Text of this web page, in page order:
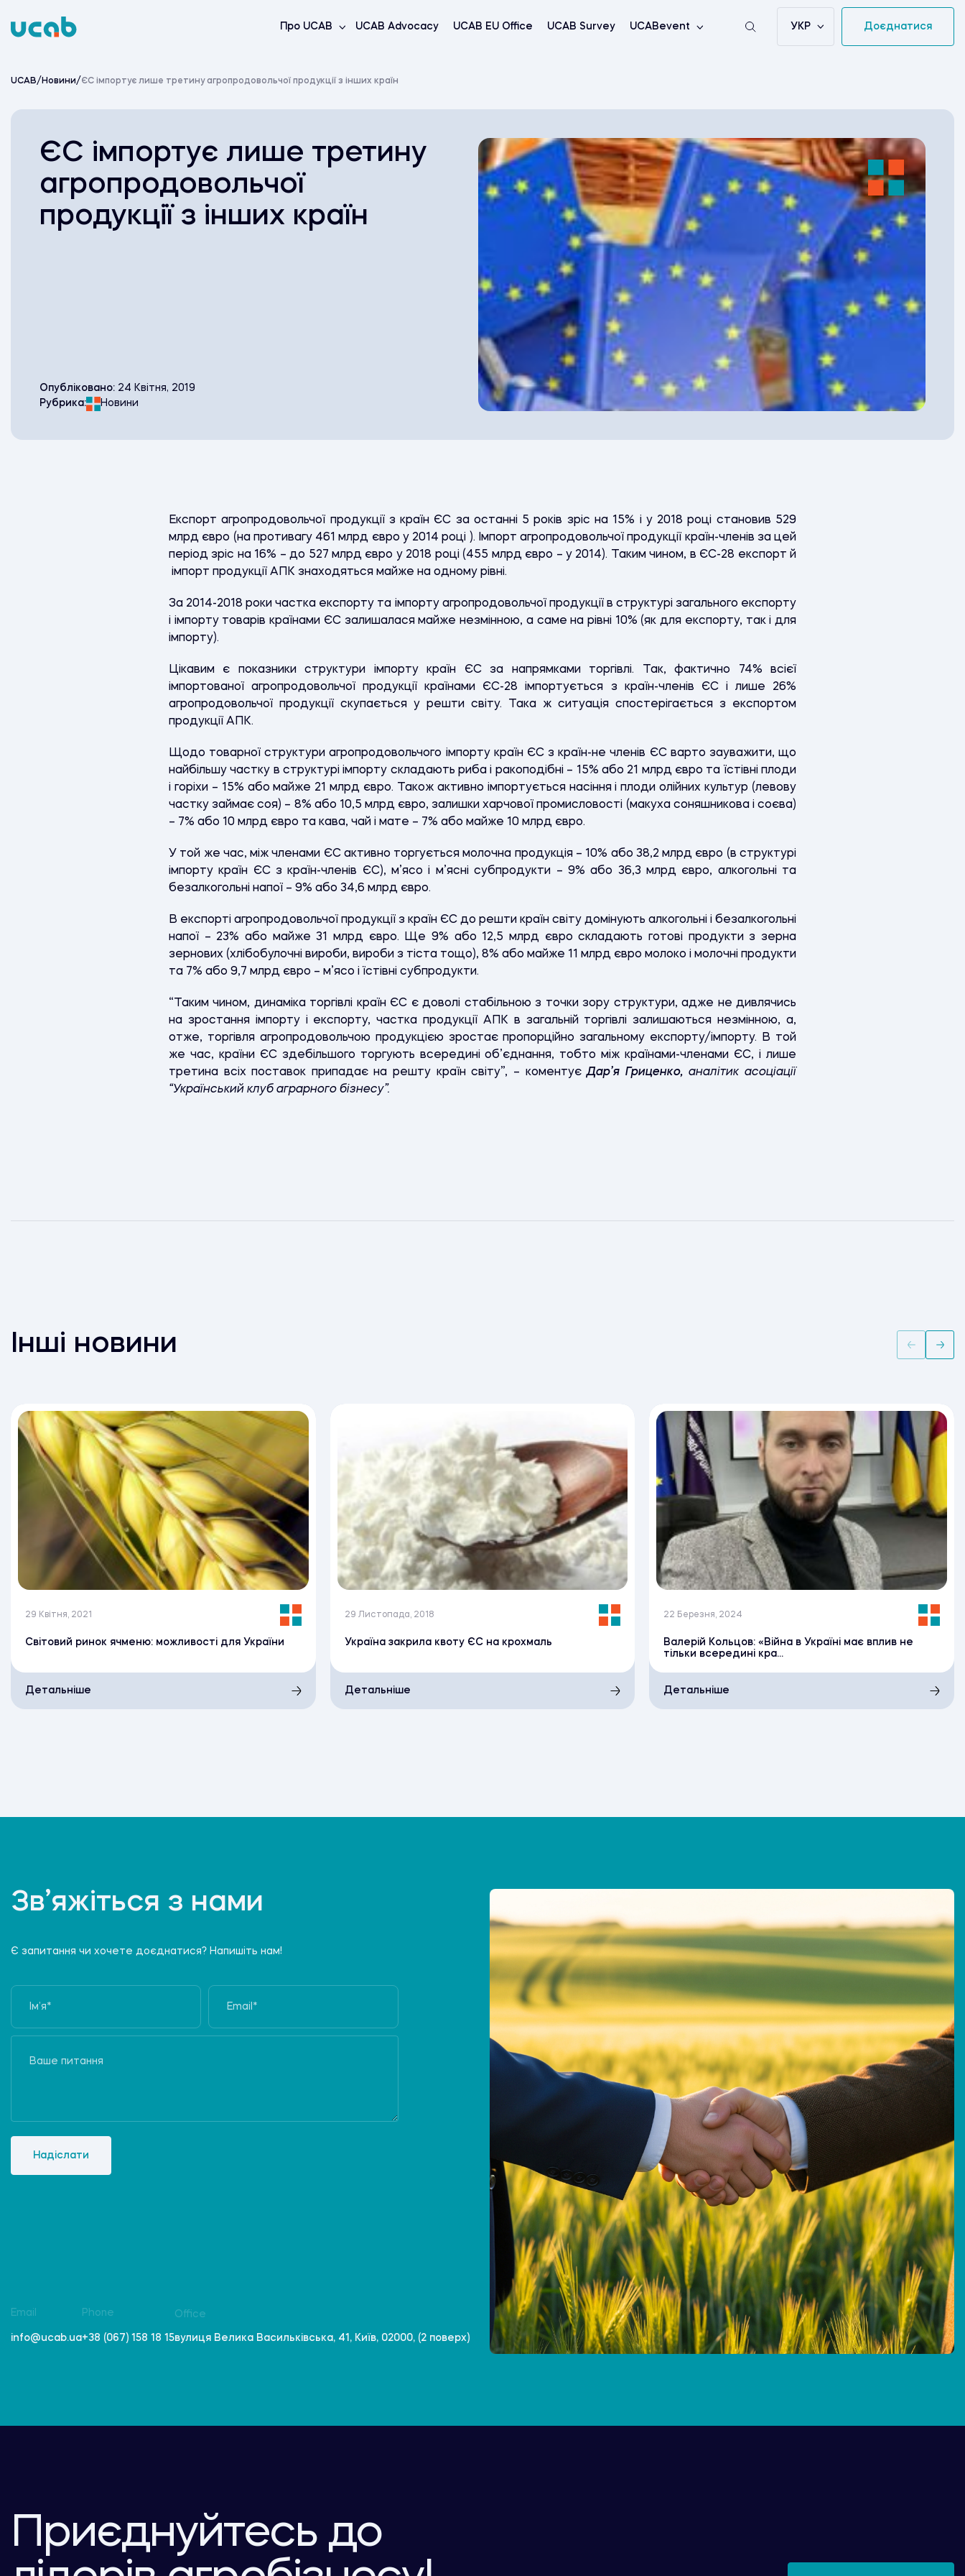
to
Про UCAB UCAB Advocacy UCAB EU Office UCAB Survey UCABevent УКР Доєднатися
UCAB/ Новини/ЄС імпортує лише третину агропродовольчої продукції з інших країн
ЄС імпортує лише третину
агропродовольчої
продукції з інших країн
Опубліковано: 24 Квітня, 2019
Рубрика:
Новини
Експорт агропродовольчої продукції з країн ЄС за останні 5 років зріс на 15% і у 2018 році становив 529
млрд євро (на противагу 461 млрд євро у 2014 році ). Імпорт агропродовольчої продукції країн-членів за цей
період зріс на 16% – до 527 млрд євро у 2018 році (455 млрд євро – у 2014). Таким чином, в ЄС-28 експорт й
імпорт продукції АПК знаходяться майже на одному рівні.
За 2014-2018 роки частка експорту та імпорту агропродовольчої продукції в структурі загального експорту
і імпорту товарів країнами ЄС залишалася майже незмінною, а саме на рівні 10% (як для експорту, так і для
імпорту).
Цікавим є показники структури імпорту країн ЄС за напрямками торгівлі. Так, фактично 74% всієї
імпортованої агропродовольчої продукції країнами ЄС-28 імпортується з країн-членів ЄС і лише 26%
агропродовольчої продукції скупається у решти світу. Така ж ситуація спостерігається з експортом
продукції АПК.
Щодо товарної структури агропродовольчого імпорту країн ЄС з країн-не членів ЄС варто зауважити, що
найбільшу частку в структурі імпорту складають риба і ракоподібні – 15% або 21 млрд євро та їстівні плоди
і горіхи – 15% або майже 21 млрд євро. Також активно імпортується насіння і плоди олійних культур (левову
частку займає соя) – 8% або 10,5 млрд євро, залишки харчової промисловості (макуха соняшникова і соєва)
– 7% або 10 млрд євро та кава, чай і мате – 7% або майже 10 млрд євро.
У той же час, між членами ЄС активно торгується молочна продукція – 10% або 38,2 млрд євро (в структурі
імпорту країн ЄС з країн-членів ЄС), м’ясо і м’ясні субпродукти – 9% або 36,3 млрд євро, алкогольні та
безалкогольні напої – 9% або 34,6 млрд євро.
В експорті агропродовольчої продукції з країн ЄС до решти країн світу домінують алкогольні і безалкогольні
напої – 23% або майже 31 млрд євро. Ще 9% або 12,5 млрд євро складають готові продукти з зерна
зернових (хлібобулочні вироби, вироби з тіста тощо), 8% або майже 11 млрд євро молоко і молочні продукти
та 7% або 9,7 млрд євро – м’ясо і їстівні субпродукти.
“Таким чином, динаміка торгівлі країн ЄС є доволі стабільною з точки зору структури, адже не дивлячись
на зростання імпорту і експорту, частка продукції АПК в загальній торгівлі залишаються незмінною, а,
отже, торгівля агропродовольчою продукцією зростає пропорційно загальному експорту/імпорту. В той
же час, країни ЄС здебільшого торгують всередині об’єднання, тобто між країнами-членами ЄС, і лише
третина всіх поставок припадає на решту країн світу”, – коментуєДар’я Гриценко,аналітик асоціації
“Український клуб аграрного бізнесу”.
Інші новини
29 Квітня, 2021
Світовий ринок ячменю: можливості для України
Детальніше
29 Листопада, 2018
Україна закрила квоту ЄС на крохмаль
Детальніше
22 Березня, 2024
Валерій Кольцов: «Війна в Україні має вплив не
тільки всередині кра...
Детальніше
Зв’яжіться з нами
Є запитання чи хочете доєднатися? Напишіть нам!
Надіслати
Email
info@ucab.ua
Phone
+38 (067) 158 18 15
Office
вулиця Велика Васильківська, 41, Київ, 02000, (2 поверх)
Приєднуйтесь до